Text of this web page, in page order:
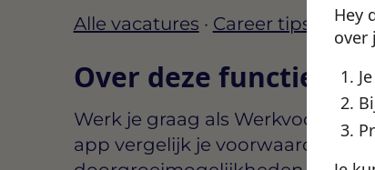
Hey
over
Alle vacatures · Career tips
Over deze functie
Werk je graag als
app vergelijk je voorwaarden,